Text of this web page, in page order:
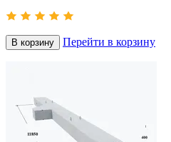
В корзину Перейти в корзину